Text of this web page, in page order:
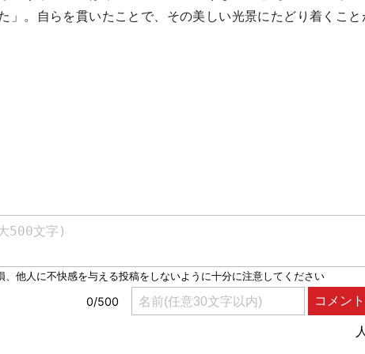
」。自らを貫いたことで、その美しい光景にたどり着くこと